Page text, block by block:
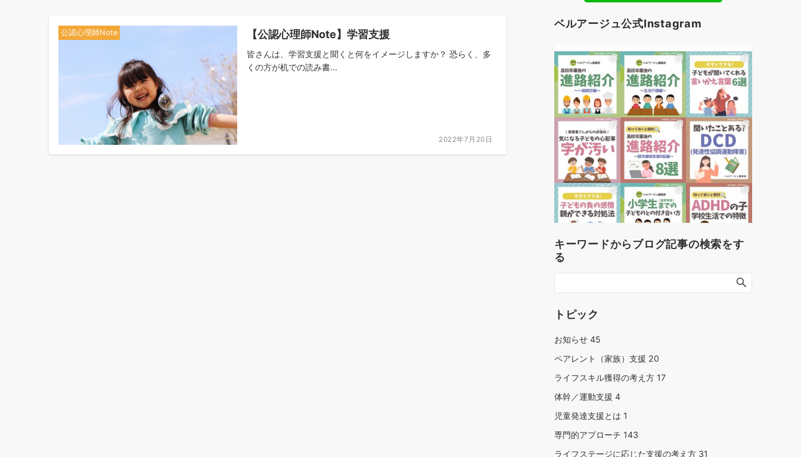
公認心理師Note 【公認心理師Note】学習支援
皆さんは、学習支援と聞くと何をイメージしますか？ 恐らく、多
くの方が机での読み書...
2022年7月20日
ベルアージュ公式Instagram
キーワードからブログ記事の検索をす
る
トピック
お知らせ 45
ペアレント（家族）支援 20
ライフスキル獲得の考え方 17
体幹／運動支援 4
児童発達支援とは 1
専門的アプローチ 143
ライフステージに応じた支援の考え方 31